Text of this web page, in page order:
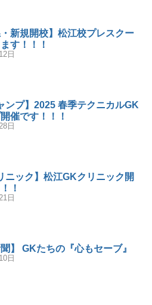
・新規開校】松江校プレスクー
す！！！
日
ンプ】2025 春季テクニカルGK
催です！！！
日
ニック】松江GKクリニック開
！
日
聞】 GKたちの『心もセーブ』
日